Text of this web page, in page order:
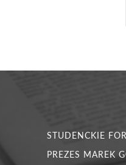
STUDENCKIE
PREZES MAREK